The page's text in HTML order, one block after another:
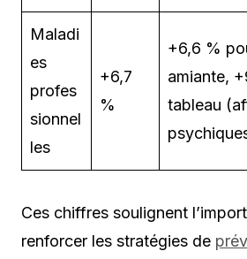
Maladi
es
profes
sionnel
les
+6,7
%
+6,6 %
amiante,
tableau
Ces chiffres soulignent
renforcer les stratégies de